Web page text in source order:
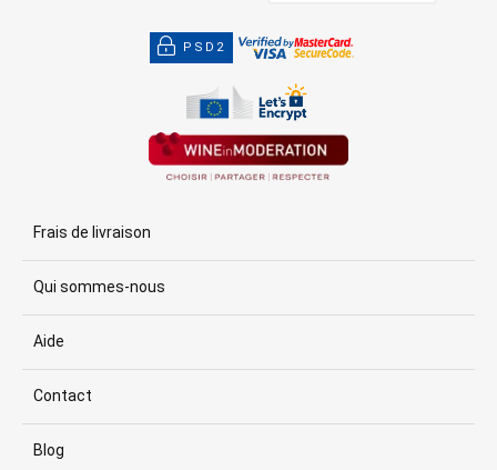
PSD2
Frais de livraison
Qui sommes-nous
Aide
Contact
Blog